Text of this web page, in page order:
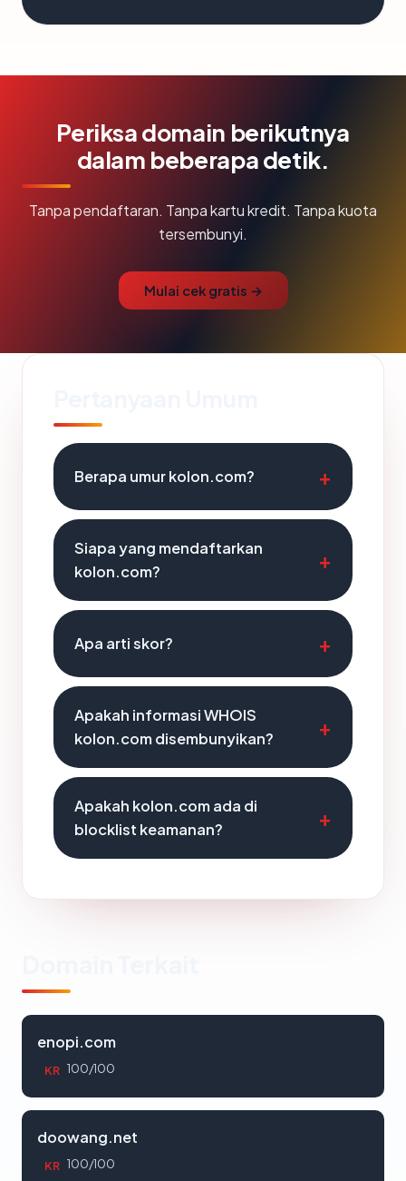
Periksa domain berikutnya
dalam beberapa detik.
Tanpa pendaftaran. Tanpa kartu kredit. Tanpa kuota
tersembunyi.
Mulai cek gratis →
Berapa umur kolon.com?
Siapa yang mendaftarkan
kolon.com?
Apa arti skor?
Apakah informasi WHOIS
kolon.com disembunyikan?
Apakah kolon.com ada di
blocklist keamanan?
enopi.com
KR 100/100
doowang.net
KR 100/100